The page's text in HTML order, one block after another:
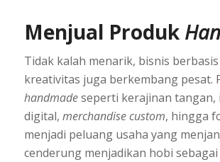
Menjual Produk
Tidak kalah menarik, bisnis
kreativitas juga berkembang pesat.
handmadeseperti kerajinan tangan,
digital, merchandise custom, hingga
menjadi peluang usaha yang
cenderung menjadikan hobi